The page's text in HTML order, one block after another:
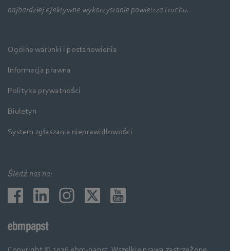
najbardziej efektywne wykorzystanie powietrza i ruchu.
Ogólne warunki i postanowienia
Informacja prawna
Polityka prywatności
Biuletyn
System zgłaszania nieprawidłowości
Śledź nas na: